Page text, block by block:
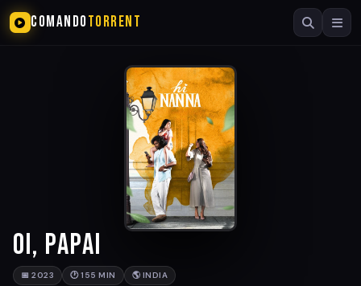
COMANDOTORRENT
Oi, Papai
📅 2023 🕐 155 MIN 🌎 INDIA